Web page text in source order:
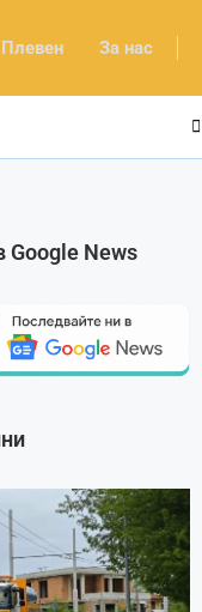
За нас
Google News